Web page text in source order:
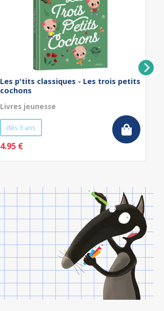
Les p'tits classiques - Les trois petits
cochons
Livres jeunesse
dès 3 ans
4.95 €